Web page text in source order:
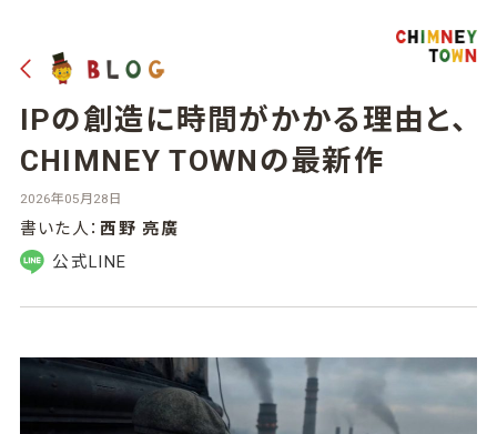
IPの創造に時間がかかる理由と、
CHIMNEY TOWNの最新作
2026年05月28日
書いた人： 西野 亮廣
公式LINE